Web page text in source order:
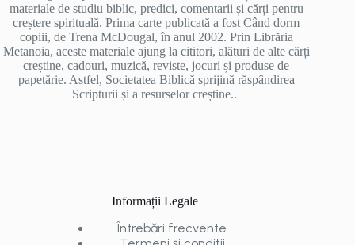
materiale de studiu biblic, predici, comentarii și cărți pentru
creștere spirituală. Prima carte publicată a fost Când dorm
copiii, de Trena McDougal, în anul 2002. Prin Librăria
Metanoia, aceste materiale ajung la cititori, alături de alte cărți
creștine, cadouri, muzică, reviste, jocuri și produse de
papetărie. Astfel, Societatea Biblică sprijină răspândirea
Scripturii și a resurselor creștine..
Informații Legale
Întrebări frecvente